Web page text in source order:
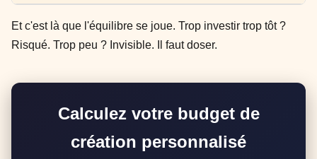
Et c'est là que l'équilibre se joue. Trop investir trop tôt ?
Risqué. Trop peu ? Invisible. Il faut doser.
Calculez votre budget de
création personnalisé